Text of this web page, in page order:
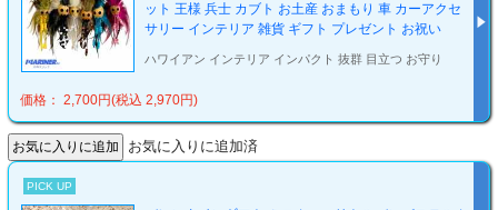
ット 王様 兵士 カブト お土産 おまもり 車 カーアクセ
サリー インテリア 雑貨 ギフト プレゼント お祝い
ハワイアン インテリア インパクト 抜群 目立つ お守り
価格： 2,700円(税込 2,970円)
お気に入りに追加済
PICK UP